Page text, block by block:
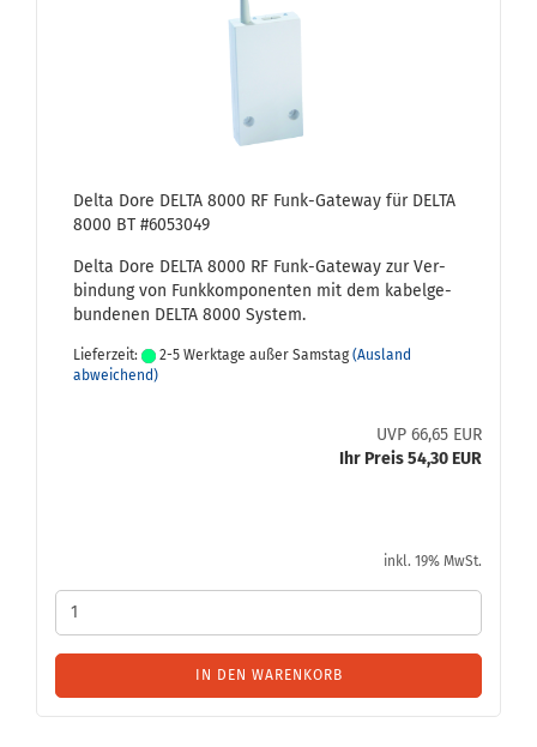
Delta Dore DELTA 8000 RF Funk-​Gate­way für DELTA
8000 BT #6053049
Delta Dore DELTA 8000 RF Funk-​Gateway zur Ver­
bin­dung von Funk­kom­po­nen­ten mit dem ka­bel­ge­
bun­de­nen DELTA 8000 Sys­tem.
Lieferzeit: 2-5 Werktage außer Samstag (Ausland
abweichend)
UVP 66,65 EUR
Ihr Preis 54,30 EUR
inkl. 19% MwSt.
IN DEN WARENKORB